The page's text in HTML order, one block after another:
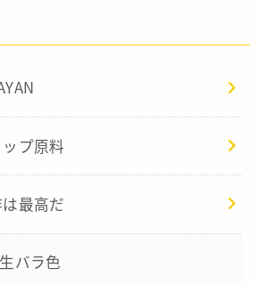
プ原料
最高だ
バラ色